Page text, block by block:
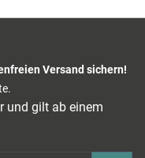
Versand sichern!
und gilt ab einem